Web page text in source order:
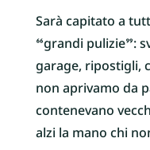
Sarà capitato a
“grandi pulizie”:
garage, ripostigli,
non aprivamo da
contenevano
alzi la mano chi